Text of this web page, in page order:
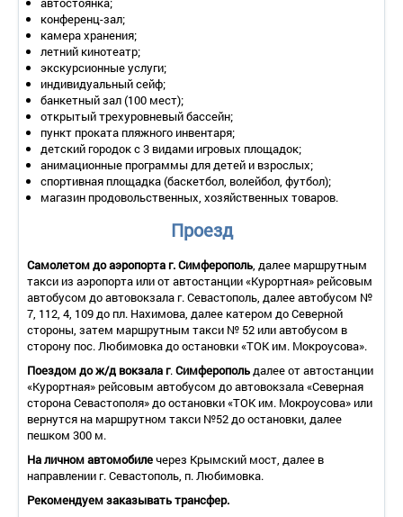
- смена полотенец – 1 раз в 3 дня или по требованию.
Клуб «Лесной»:
2-местный 1-комнатный номер «Стандарт улучшенный»
Количество основных мест – 2.
Дополнительное место – 1.
Балкон – не во всех номерах.
Мебель – две 1-спальные кровати, прикроватные тумбочки,
шкаф, журнальный столик.
Оборудование – телевизор со спутниковым телевидением,
кондиционер, холодильник.
Покрытие пола – ковровое покрытие.
- уборка номера – ежедневно или по требованию;
- смена белья – 1 раз в 3 дня или по требованию;
- смена полотенец – 1 раз в 3 дня или по требованию.
Летние коттеджи:
2-местный 1-комнатный номер с частичными удобствами (300
м от пляжа)
Количество основных мест – 2.
Дополнительное место – 1.
Балкон – не во всех номерах.
Мебель – две 1-спальные кровати, прикроватные тумбочки.
Оборудование – телевизор со спутниковым телевидением,
холодильник.
Покрытие пола – ковровое покрытие.
Санузел – умывальник, туалет, душ (с холодной водой).
конференц-зал;
камера хранения;
летний кинотеатр;
экскурсионные услуги;
индивидуальный сейф;
банкетный зал (100 мест);
открытый трехуровневый бассейн;
пункт проката пляжного инвентаря;
детский городок с 3 видами игровых площадок;
анимационные программы для детей и взрослых;
спортивная площадка (баскетбол, волейбол, футбол);
магазин продовольственных, хозяйственных товаров.
Проезд
Самолетом до аэропортаг. Симферополь, далее маршрутным
такси из аэропорта или от автостанции «‎Курортная»‎ рейсовым
автобусом до автовокзала г. Севастополь, далее автобусом №
7, 112, 4, 109 до пл. Нахимова, далее катером до Северной
стороны, затем маршрутным такси № 52 или автобусом в
сторону пос. Любимовка до остановки «‎ТОК им. Мокроусова».‎
Поездом до ж/д вокзала г.Симферопольдалее от автостанции
«‎Курортная» рейсовым автобусом до автовокзала «‎Северная
сторона Севастополя»‎ до остановки «‎ТОК им. Мокроусова» или
вернутся на маршрутном такси №52 до остановки, далее
пешком 300 м.
На личном автомобилечерез Крымский мост, далее в
направлении г. Севастополь, п. Любимовка.
Рекомендуем заказывать трансфер.